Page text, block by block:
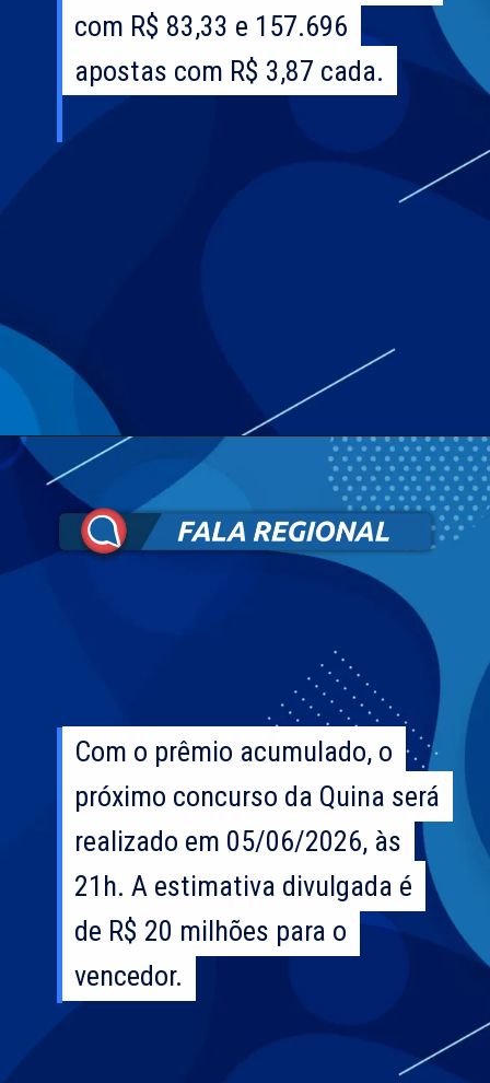
com R$ 83,33 e 157.696
apostas com R$ 3,87 cada.
com R$ 83,33 e 157.696
apostas com R$ 3,87 cada.
Com o prêmio acumulado, o
próximo concurso da Quina será
realizado em 05/06/2026, às
21h. A estimativa divulgada é
de R$ 20 milhões para o
vencedor.
Com o prêmio acumulado, o
próximo concurso da Quina será
realizado em 05/06/2026, às
21h. A estimativa divulgada é
de R$ 20 milhões para o
vencedor.